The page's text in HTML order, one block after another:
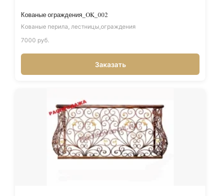
Кованые ограждения_OK_002
Кованые перила, лестницы,ограждения
7000 руб.
Заказать